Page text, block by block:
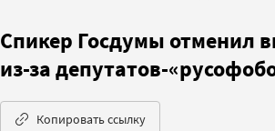
Спикер Госдумы отменил
из-за депутатов-
Копировать ссылку